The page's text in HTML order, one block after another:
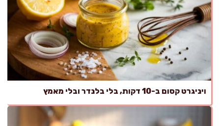
ויניגרט קסום ב-10 דקות, בלי בלנדר ובלי מאמץ